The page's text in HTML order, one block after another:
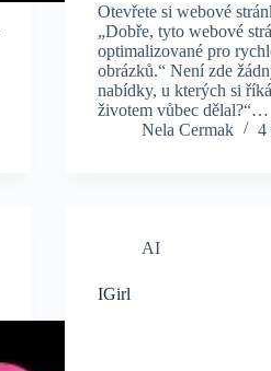
Otevřete si webové
„Dobře, tyto webové
optimalizované pro
obrázků.“ Není zde
nabídky, u kterých si
životem vůbec dělal?“…
Nela Cermak
4
AI
IGirl